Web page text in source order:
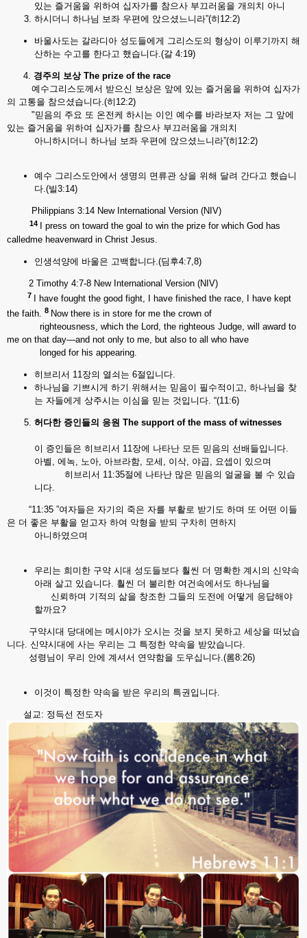
있는 즐거움을 위하여 십자가를 참으사 부끄러움을 개의치 아니
하시더니 하나님 보좌 우편에 앉으셨느니라”(히12:2)
바울사도는 갈라디아 성도들에게 그리스도의 형상이 이루기까지 해
산하는 수고를 한다고 했습니다.(갈 4:19)
4. 경주의 보상The prize of the race
예수그리스도께서 받으신 보상은 앞에 있는 즐거움을 위하여 십자가
의 고통을 참으셨습니다.(히12:2)
"믿음의 주요 또 온전케 하시는 이인 예수를 바라보자 저는 그 앞에
있는 즐거움을 위하여 십자가를 참으사 부끄러움을 개의치
아니하시더니 하나님 보좌 우편에 앉으셨느니라”(히12:2)
예수 그리스도안에서 생명의 면류관 상을 위해 달려 간다고 했습니
다.(빌3:14)
Philippians 3:14 New International Version (NIV)
14
I press on toward the goal to win the prize for which God has
calledme heavenward in Christ Jesus.
인생석양에 바울은 고백합니다.(딤후4:7,8)
2 Timothy 4:7-8 New International Version (NIV)
7
I have fought the good fight, I have finished the race, I have kept
the faith. 8 Now there is in store for me the crown of
righteousness, which the Lord, the righteous Judge, will award to
me on that day—and not only to me, but also to all who have
longed for his appearing.
히브리서 11장의 열쇠는 6절입니다.
하나님을 기쁘시게 하기 위해서는 믿음이 필수적이고, 하나님을 찾
는 자들에게 상주시는 이심을 믿는 것입니다. “(11:6)
허다한 증인들의 응원 The support of the mass of witnesses
이 증인들은 히브리서 11장에 나타난 모든 믿음의 선배들입니다.
아벨, 에녹, 노아, 아브라함, 모세, 이삭, 야곱, 요셉이 있으며
히브리서 11:35절에 나타난 많은 믿음의 얼굴을 볼 수 있습
니다.
“11:35 ”여자들은 자기의 죽은 자를 부활로 받기도 하며 또 어떤 이들
은 더 좋은 부활을 얻고자 하여 악형을 받되 구차히 면하지
아니하였으며
우리는 희미한 구약 시대 성도들보다 훨씬 더 명확한 계시의 신약속
아래 살고 있습니다. 훨씬 더 불리한 여건속에서도 하나님을
신뢰하며 기적의 삶을 창조한 그들의 도전에 어떻게 응답해야
할까요?
구약시대 당대에는 메시야가 오시는 것을 보지 못하고 세상을 떠났습
니다. 신약시대에 사는 우리는 그 특정한 약속을 받았습니다.
성령님이 우리 안에 계셔서 연약함을 도우십니다.(롬8:26)
이것이 특정한 약속을 받은 우리의 특권입니다.
설교: 정득선 전도자